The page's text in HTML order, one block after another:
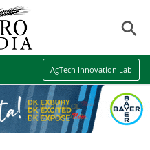
⚲
AgTech Innovation Lab